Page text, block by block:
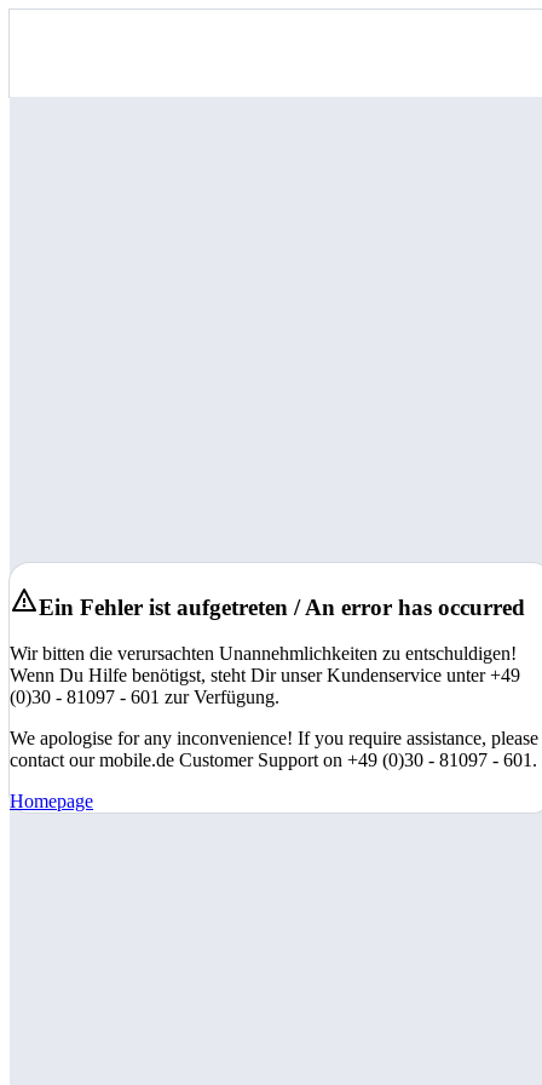
Ein Fehler ist aufgetreten / An error has occurred
Wir bitten die verursachten Unannehmlichkeiten zu entschuldigen!
Wenn Du Hilfe benötigst, steht Dir unser Kundenservice unter +49
(0)30 - 81097 - 601 zur Verfügung.
We apologise for any inconvenience! If you require assistance, please
contact our mobile.de Customer Support on +49 (0)30 - 81097 - 601.
Homepage